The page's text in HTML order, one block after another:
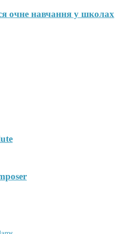
очне навчання у школах